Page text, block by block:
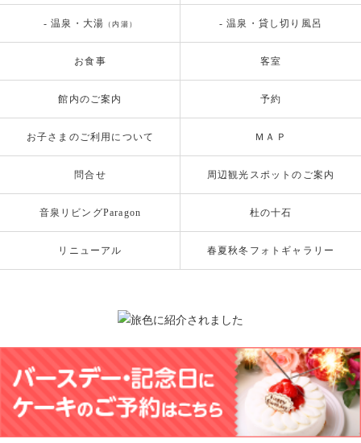
- 温泉・大湯 （内湯） - 温泉・貸し切り風呂
お食事 客室
館内のご案内 予約
お子さまのご利用について ＭＡＰ
問合せ 周辺観光スポットのご案内
音泉リビングParagon 杜の十石
リニューアル 春夏秋冬フォトギャラリー